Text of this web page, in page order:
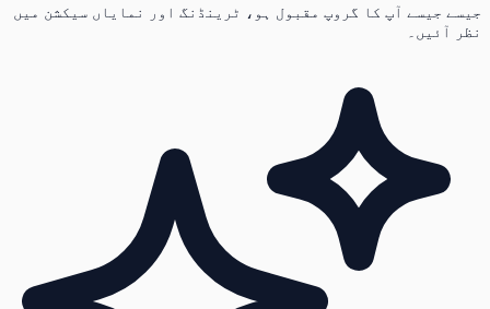
جیسے جیسے آپ کا گروپ مقبول ہو، ٹرینڈنگ اور نمایاں سیکشن میں
نظر آئیں۔